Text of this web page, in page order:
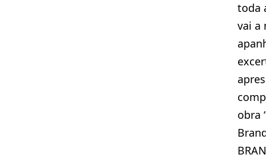
toda
vai a
obra